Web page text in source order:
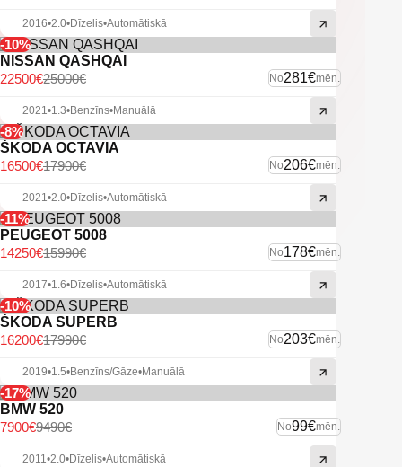
2016•2.0•Dīzelis•Automātiskā
-10%
NISSAN QASHQAI
No281€mēn.
25000€
22500€
2021•1.3•Benzīns•Manuālā
-8%
ŠKODA OCTAVIA
No206€mēn.
17900€
16500€
2021•2.0•Dīzelis•Automātiskā
-11%
PEUGEOT 5008
No178€mēn.
15990€
14250€
2017•1.6•Dīzelis•Automātiskā
-10%
ŠKODA SUPERB
No203€mēn.
17990€
16200€
2019•1.5•Benzīns/Gāze•Manuālā
-17%
BMW 520
No99€mēn.
9490€
7900€
2011•2.0•Dīzelis•Automātiskā